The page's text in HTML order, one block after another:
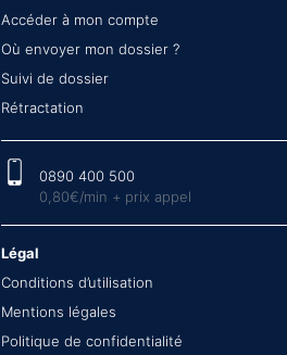
Accéder à mon compte
Où envoyer mon dossier ?
Suivi de dossier
Rétractation
0890 400 500
0,80€/min + prix appel
Légal
Conditions d’utilisation
Mentions légales
Politique de confidentialité